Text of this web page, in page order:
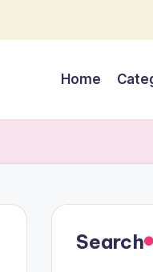
Home
Search